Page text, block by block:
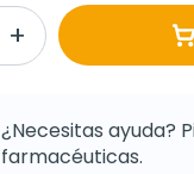
¿Necesitas ayuda?
farmacéuticas.